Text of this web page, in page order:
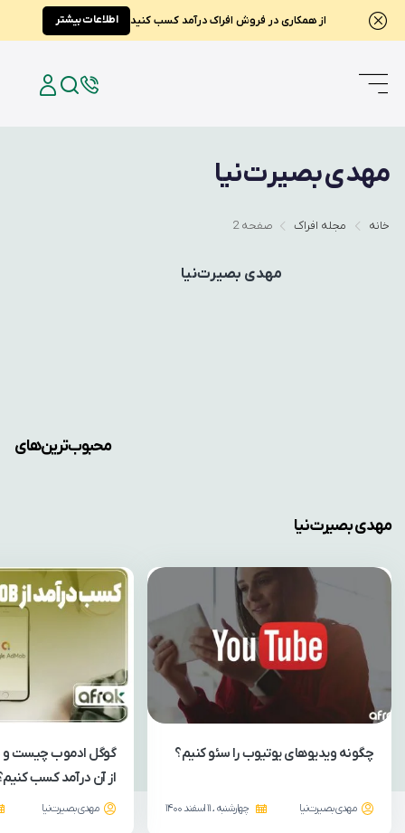
از همکاری در فروش افراک درآمد کسب کنید اطلاعات بیشتر
مهدی بصیرت‌نیا
خانه مجله افراک صفحه 2
مهدی بصیرت‌نیا
محبوب‌ترین‌های
مهدی بصیرت‌نیا
چگونه ویدیوهای یوتیوب را سئو کنیم؟
مهدی بصیرت‌نیا چهارشنبه ، 11 اسفند 1400
گوگل ادموب چیست و
از آن درآمد کسب
مهدی بصیرت‌نیا